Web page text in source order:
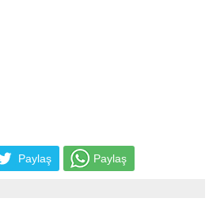
Paylaş Paylaş